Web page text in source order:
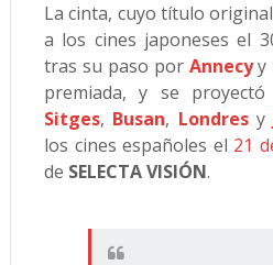
La cinta, cuyo título
a los cines japoneses el
tras su paso por Annecyy
premiada, y se
Sitges, Busan, Londresy
los cines españoles el 21
de SELECTA VISIÓN.